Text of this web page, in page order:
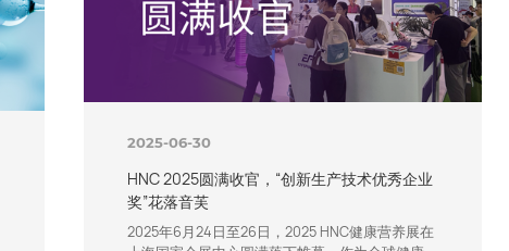
2025-06-30
HNC 2025圆满收官，“创新生产技术优秀企业
奖”花落音芙
2025年6月24日至26日，2025 HNC健康营养展在